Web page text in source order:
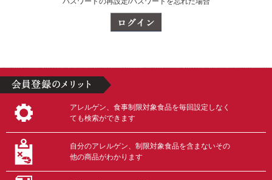
アレルゲン、食事制限対象食品を毎回設定しなく
ても検索ができます
自分のアレルゲン、制限対象食品を含まないその
他の商品がわかります